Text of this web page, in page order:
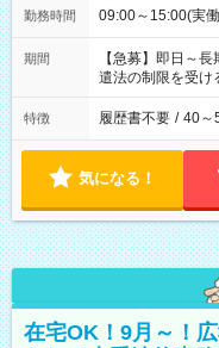
勤務時間 09:00～15:00(実
期間
【急募】即日～
遣法の制限を受
特徴 履歴書不要 / 40～
気になる！
在宅OK！9月～！